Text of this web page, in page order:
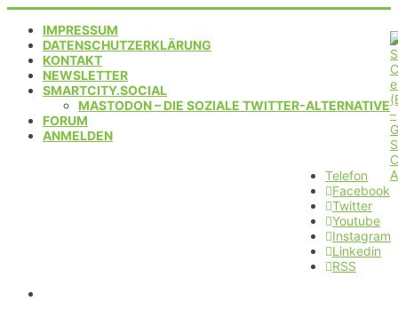
IMPRESSUM
DATENSCHUTZERKLÄRUNG
KONTAKT
NEWSLETTER
SMARTCITY.SOCIAL
MASTODON – DIE SOZIALE TWITTER-ALTERNATIVE
FORUM
ANMELDEN
Telefon
Facebook
Twitter
Youtube
Instagram
Linkedin
RSS